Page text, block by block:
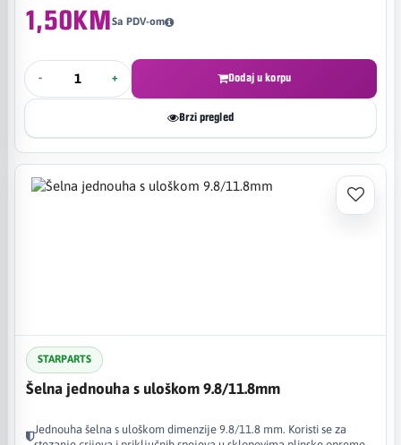
1,50KMSa PDV-om
- + Dodaj u korpu
Brzi pregled
STARPARTS
Šelna jednouha s uloškom 9.8/11.8mm
Jednouha šelna s uloškom dimenzije 9.8/11.8 mm. Koristi se za